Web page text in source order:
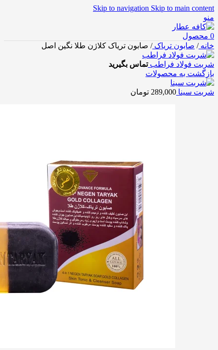
Skip to navigation Skip to main content
منو
0 محصول
خانه/ صابون تریاک/ صابون تریاک کلاژن طلا نگین اصل
شربت فولاد فراطبتماس بگیرید
بازگشت به محصولات
شربت سینا 289,000 تومان